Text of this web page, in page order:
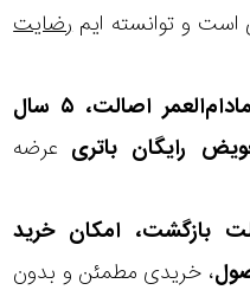
رضایت
گارانتی مادام‌العمر اصالت، ۵ سال
عرضه
۳۰ روز مهلت بازگشت، امکان خرید
، خریدی مطمئن و بدون